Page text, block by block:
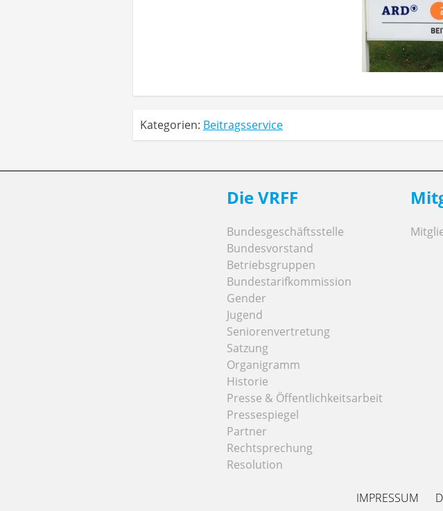
Kategorien: Beitragsservice
Die VRFF
Bundesgeschäftsstelle
Bundesvorstand
Betriebsgruppen
Bundestarifkommission
Gender
Jugend
Seniorenvertretung
Satzung
Organigramm
Historie
Presse & Öffentlichkeitsarbeit
Pressespiegel
Partner
Rechtsprechung
Resolution
IMPRESSUM